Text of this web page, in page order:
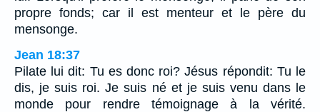
propre fonds; car il est menteur et le père du
mensonge.
Jean 18:37
Pilate lui dit: Tu es donc roi? Jésus répondit: Tu le
dis, je suis roi. Je suis né et je suis venu dans le
monde pour rendre témoignage à la vérité.